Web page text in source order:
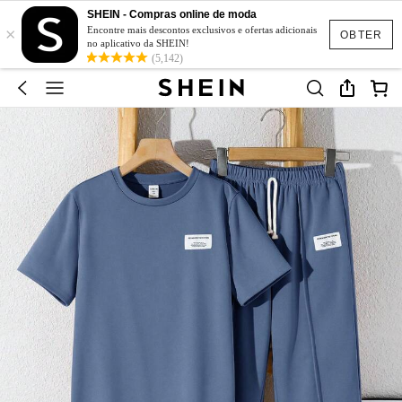
OBTER
×
SHEIN - Compras online de moda
Encontre mais descontos exclusivos e ofertas adicionais
no aplicativo da SHEIN!
(5,142)